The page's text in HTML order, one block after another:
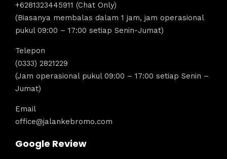
+6281323445911 (Chat Only)
(Biasanya membalas dalam 1 jam, jam operasional
pukul 09:00 – 17:00 setiap Senin-Jumat)
Telepon
(0333) 2821229
(Jam operasional pukul 09:00 – 17:00 setiap Senin –
Jumat)
Email
office@jalankebromo.com
Google Review